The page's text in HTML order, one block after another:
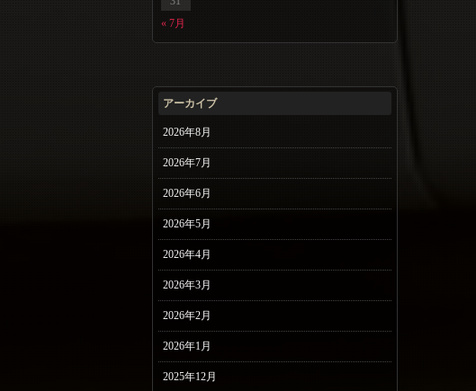
« 7月
アーカイブ
2026年8月
2026年7月
2026年6月
2026年5月
2026年4月
2026年3月
2026年2月
2026年1月
2025年12月